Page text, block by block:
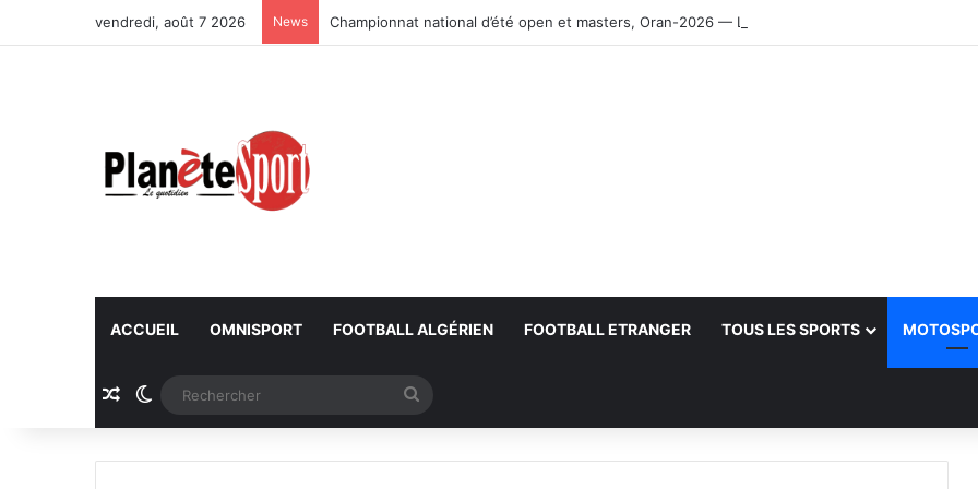
vendredi, août 7 2026 News Championnat national d’été open et masters, Oran-2026 — Le CRB s’adjuge le titre
ACCUEIL OMNISPORT FOOTBALL ALGÉRIEN FOOTBALL ETRANGER TOUS LES SPORTS
Article Aléatoire
Switch skin